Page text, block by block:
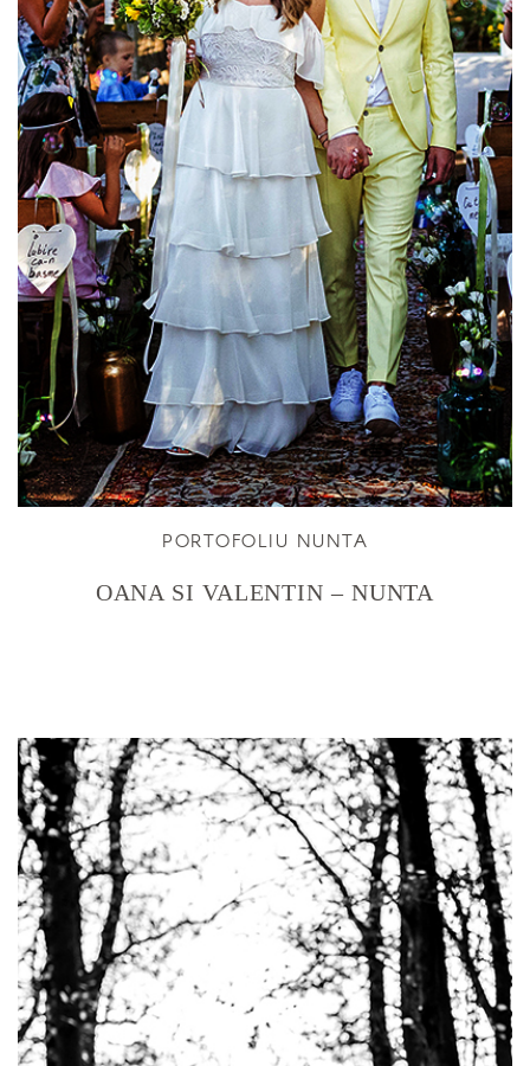
CAUTA
Urmariti-ma pe
PORTOFOLIU NUNTA
OANA SI VALENTIN – NUNTA